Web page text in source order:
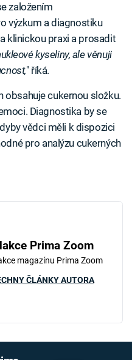
založením
výzkum a diagnostiku
klinickou praxi a prosadit
kyseliny, ale věnuji
" říká.
obsahuje cukernou složku.
Diagnostika by se
vědci měli k dispozici
pro analýzu cukerných
Prima Zoom
magazínu Prima Zoom
ČLÁNKY AUTORA